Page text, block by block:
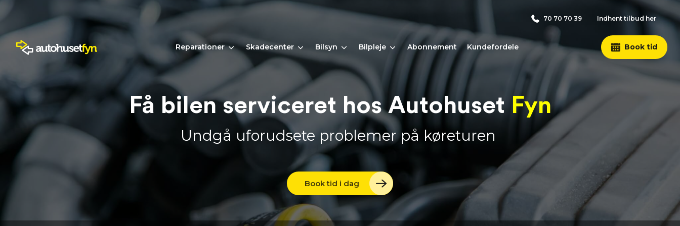
70 70 70 39 Indhent tilbud her
Reparationer Skadecenter Bilsyn Bilpleje Abonnement Kundefordele Book tid
Få bilen serviceret hos Autohuset Fyn
Undgå uforudsete problemer på køreturen
Book tid i dag